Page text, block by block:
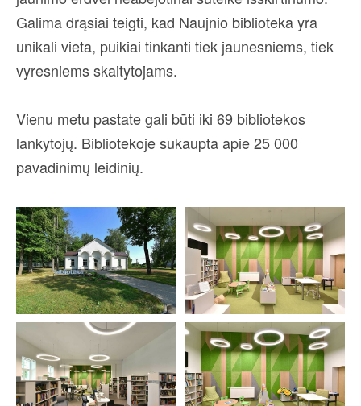
Galima drąsiai teigti, kad Naujnio biblioteka yra
unikali vieta, puikiai tinkanti tiek jaunesniems, tiek
vyresniems skaitytojams.
Vienu metu pastate gali būti iki 69 bibliotekos
lankytojų. Bibliotekoje sukaupta apie 25 000
pavadinimų leidinių.